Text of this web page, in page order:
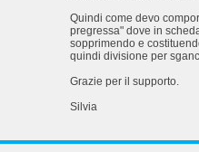
Quindi come devo
pregressa" dove in
sopprimendo e
quindi divisione per
Grazie per il supporto.
Silvia